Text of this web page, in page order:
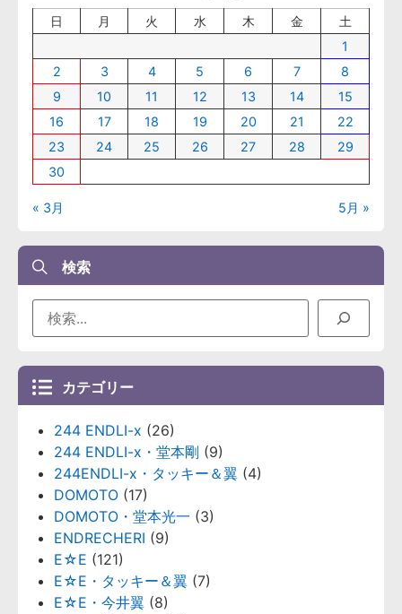
日 月 火 水 木 金
土
1
2
3 4 5 6 7
8
9
10 11 12 13 14
15
16
17 18 19 20 21
22
23
24 25 26 27 28
29
30
« 3月 5月 »
検索
カテゴリー
244 ENDLI-x (26)
244 ENDLI-x・堂本剛 (9)
244ENDLI-x・タッキー＆翼 (4)
DOMOTO (17)
DOMOTO・堂本光一 (3)
ENDRECHERI (9)
E☆E (121)
E☆E・タッキー＆翼 (7)
E☆E・今井翼 (8)